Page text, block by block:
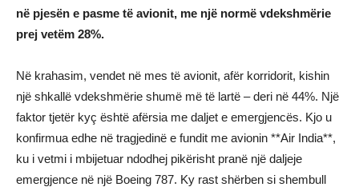
në pjesën e pasme të avionit, me një normë vdekshmërie
prej vetëm 28%.
Në krahasim, vendet në mes të avionit, afër korridorit, kishin
një shkallë vdekshmërie shumë më të lartë – deri në 44%. Një
faktor tjetër kyç është afërsia me daljet e emergjencës. Kjo u
konfirmua edhe në tragjedinë e fundit me avionin **Air India**,
ku i vetmi i mbijetuar ndodhej pikërisht pranë një daljeje
emergjence në një Boeing 787. Ky rast shërben si shembull